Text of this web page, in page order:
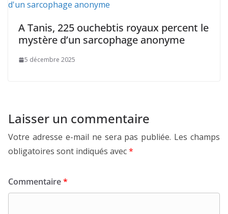
A Tanis, 225 ouchebtis royaux percent le
mystère d’un sarcophage anonyme
5 décembre 2025
Laisser un commentaire
Votre adresse e-mail ne sera pas publiée. Les champs
obligatoires sont indiqués avec*
Commentaire*